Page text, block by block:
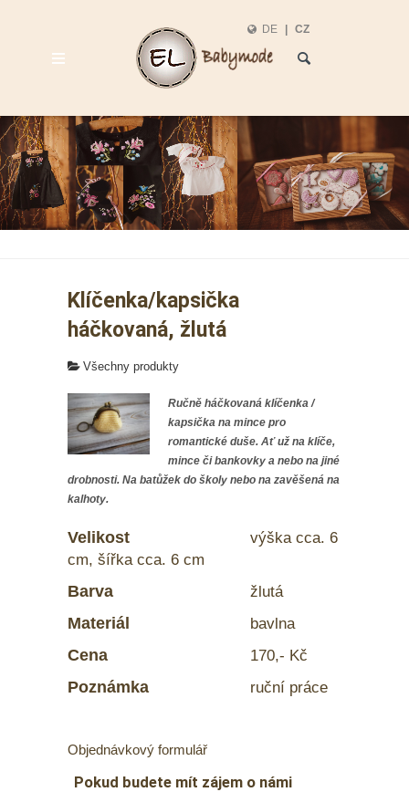
DE | CZ
Klíčenka/kapsička
háčkovaná, žlutá
Všechny produkty
Ručně háčkovaná klíčenka /
kapsička na mince pro
romantické duše. Ať už na klíče,
mince či bankovky a nebo na jiné
drobnosti. Na batůžek do školy nebo na zavěšená na
kalhoty.
Velikost
výška cca. 6
cm, šířka cca. 6 cm
Barva žlutá
Materiál bavlna
Cena 170,- Kč
Poznámka ruční práce
Objednávkový formulář
Pokud budete mít zájem o námi